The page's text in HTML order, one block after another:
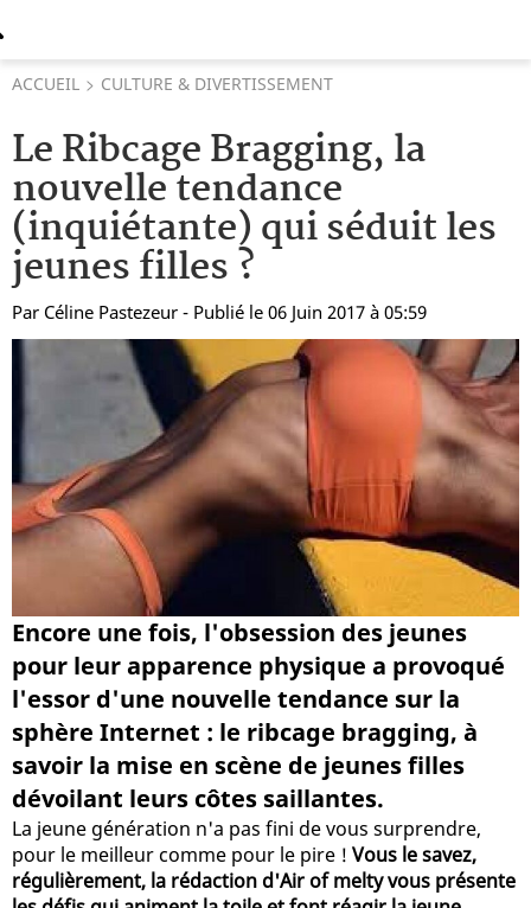
ACCUEIL CULTURE & DIVERTISSEMENT
Le Ribcage Bragging, la
nouvelle tendance
(inquiétante) qui séduit les
jeunes filles ?
Par Céline Pastezeur - Publié le 06 Juin 2017 à 05:59
Encore une fois, l'obsession des jeunes
pour leur apparence physique a provoqué
l'essor d'une nouvelle tendance sur la
sphère Internet : le ribcage bragging, à
savoir la mise en scène de jeunes filles
dévoilant leurs côtes saillantes.
La jeune génération n'a pas fini de vous surprendre,
pour le meilleur comme pour le pire ! Vous le savez,
régulièrement, la rédaction d'Air of melty vous présente